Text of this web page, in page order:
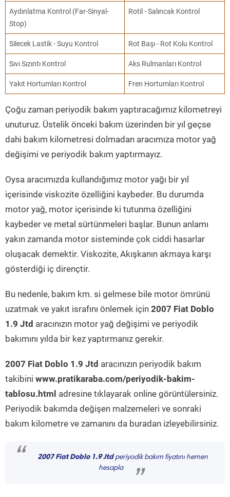
Aydınlatma Kontrol (Far-Sinyal-
Stop)
Rotil - Salıncak Kontrol
Silecek Lastik - Suyu Kontrol Rot Başı - Rot Kolu Kontrol
Sıvı Sızıntı Kontrol Aks Rulmanları Kontrol
Yakıt Hortumları Kontrol Fren Hortumları Kontrol
Çoğu zaman periyodik bakım yaptıracağımız kilometreyi
unuturuz. Üstelik önceki bakım üzerinden bir yıl geçse
dahi bakım kilometresi dolmadan aracımıza motor yağ
değişimi ve periyodik bakım yaptırmayız.
Oysa aracımızda kullandığımız motor yağı bir yıl
içerisinde viskozite özelliğini kaybeder. Bu durumda
motor yağ, motor içerisinde ki tutunma özelliğini
kaybeder ve metal sürtünmeleri başlar. Bunun anlamı
yakın zamanda motor sisteminde çok ciddi hasarlar
oluşacak demektir. Viskozite, Akışkanın akmaya karşı
gösterdiği iç dirençtir.
Bu nedenle, bakım km. si gelmese bile motor ömrünü
uzatmak ve yakıt israfını önlemek için 2007 Fiat Doblo
1.9 Jtd aracınızın motor yağ değişimi ve periyodik
bakımını yılda bir kez yaptırmanız gerekir.
2007 Fiat Doblo 1.9 Jtd aracınızın periyodik bakım
takibini www.pratikaraba.com/periyodik-bakim-
tablosu.html adresine tıklayarak online görüntülersiniz.
Periyodik bakımda değişen malzemeleri ve sonraki
bakım kilometre ve zamanını da buradan izleyebilirsiniz.
“ 2007 Fiat Doblo 1.9 Jtdperiyodik bakım fiyatını hemen
hesapla
”